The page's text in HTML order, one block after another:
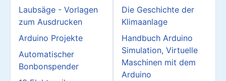
Laubsäge - Vorlagen
zum Ausdrucken
Arduino Projekte
Automatischer
Bonbonspender
Die Geschichte der
Klimaanlage
Handbuch Arduino
Simulation, Virtuelle
Maschinen mit dem
Arduino